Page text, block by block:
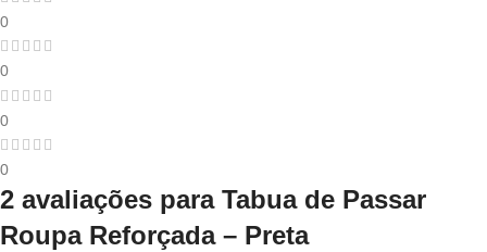
0
0
0
0
2 avaliações para Tabua de Passar
Roupa Reforçada – Preta